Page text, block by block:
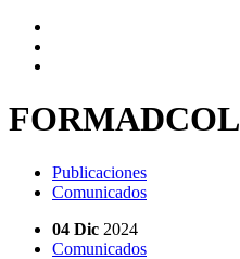
FORMADCOL
Publicaciones
Comunicados
04 Dic 2024
Comunicados